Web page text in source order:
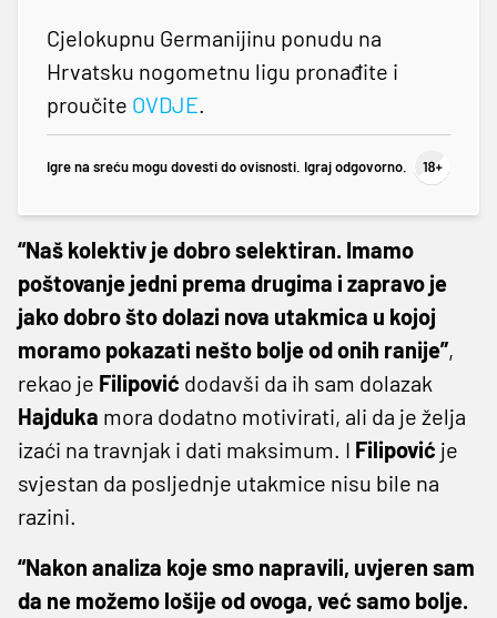
Cjelokupnu Germanijinu ponudu na
Hrvatsku nogometnu ligu pronađite i
proučite OVDJE.
Igre na sreću mogu dovesti do ovisnosti. Igraj odgovorno.
“Naš kolektiv je dobro selektiran. Imamo
poštovanje jedni prema drugima i zapravo je
jako dobro što dolazi nova utakmica u kojoj
moramo pokazati nešto bolje od onih ranije”,
rekao je Filipović dodavši da ih sam dolazak
Hajduka mora dodatno motivirati, ali da je želja
izaći na travnjak i dati maksimum. I Filipović je
svjestan da posljednje utakmice nisu bile na
razini.
“Nakon analiza koje smo napravili, uvjeren sam
da ne možemo lošije od ovoga, već samo bolje.